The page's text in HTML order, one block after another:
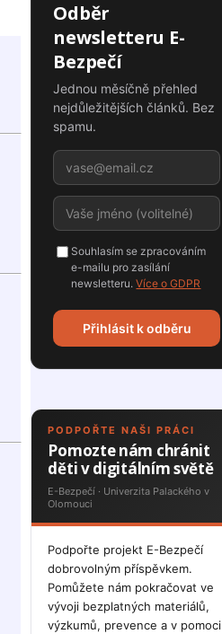
Odběr
newsletteru E-
Bezpečí
Jednou měsíčně přehled
nejdůležitějších článků. Bez
spamu.
Souhlasím se zpracováním
e-mailu pro zasílání
newsletteru.Více o GDPR
Přihlásit k odběru
PODPOŘTE NAŠI PRÁCI
Pomozte nám chránit
děti v digitálním světě
E-Bezpečí · Univerzita Palackého v
Olomouci
Podpořte projekt E-Bezpečí
dobrovolným příspěvkem.
Pomůžete nám pokračovat ve
vývoji bezplatných materiálů,
výzkumů, prevence a v pomoci